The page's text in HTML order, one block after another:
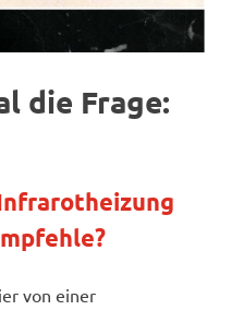
die Frage:
von einer